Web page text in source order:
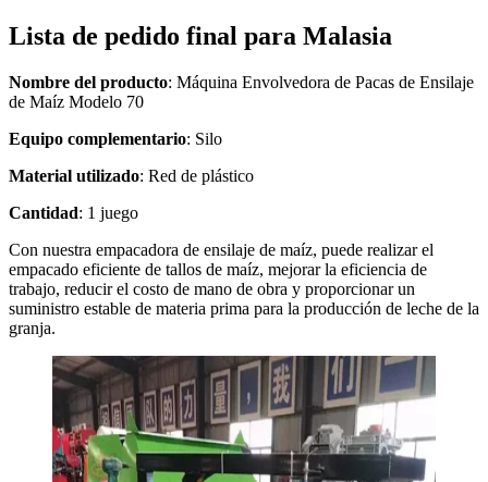
Lista de pedido final para Malasia
Nombre del producto: Máquina Envolvedora de Pacas de Ensilaje
de Maíz Modelo 70
Equipo complementario: Silo
Material utilizado: Red de plástico
Cantidad: 1 juego
Con nuestra empacadora de ensilaje de maíz, puede realizar el
empacado eficiente de tallos de maíz, mejorar la eficiencia de
trabajo, reducir el costo de mano de obra y proporcionar un
suministro estable de materia prima para la producción de leche de la
granja.